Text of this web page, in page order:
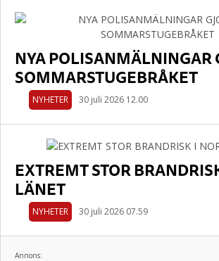
NYA POLISANMÄLNINGAR
SOMMARSTUGEBRÅKET
NYHETER 30 juli 2026 12.00
EXTREMT STOR
LÄNET
NYHETER 30 juli 2026 07.59
Annons: